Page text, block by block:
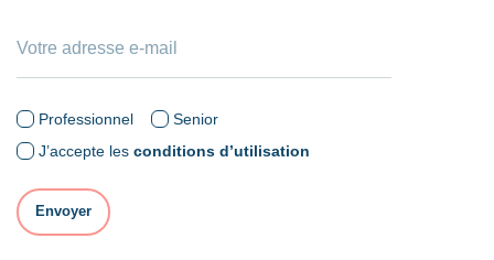
Professionnel
Senior
J’accepte les conditions d’utilisation